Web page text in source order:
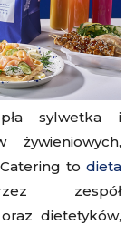
sylwetka i
żywieniowych,
to dieta
zespół
dietetyków,